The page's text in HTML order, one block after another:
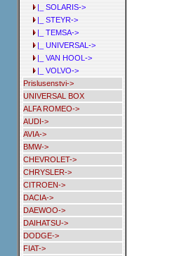
|_ SOLARIS->
|_ STEYR->
|_ TEMSA->
|_ UNIVERSAL->
|_ VAN HOOL->
|_ VOLVO->
Prislusenstvi->
UNIVERSAL BOX
ALFA ROMEO->
AUDI->
AVIA->
BMW->
CHEVROLET->
CHRYSLER->
CITROEN->
DACIA->
DAEWOO->
DAIHATSU->
DODGE->
FIAT->